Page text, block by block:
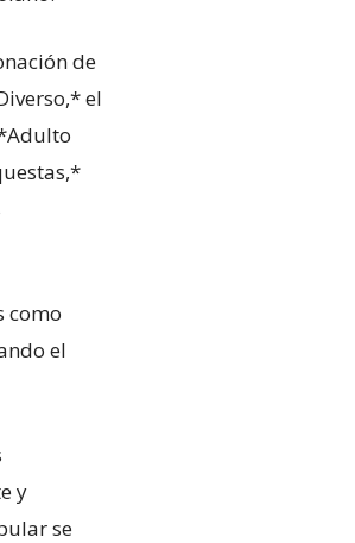
de
el
como
el
y
se